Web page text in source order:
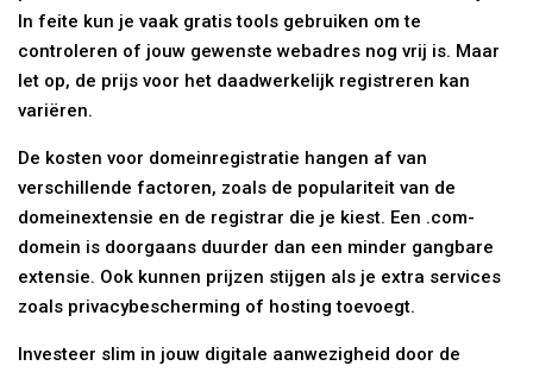
In feite kun je vaak gratis tools gebruiken om te
controleren of jouw gewenste webadres nog vrij is. Maar
let op, de prijs voor het daadwerkelijk registreren kan
variëren.
De kosten voor domeinregistratie hangen af van
verschillende factoren, zoals de populariteit van de
domeinextensie en de registrar die je kiest. Een .com-
domein is doorgaans duurder dan een minder gangbare
extensie. Ook kunnen prijzen stijgen als je extra services
zoals privacybescherming of hosting toevoegt.
Investeer slim in jouw digitale aanwezigheid door de